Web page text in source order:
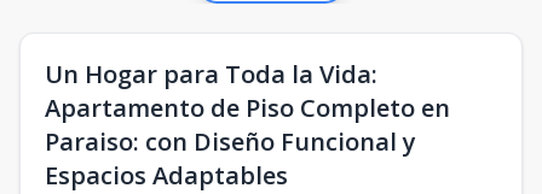
Un Hogar para Toda la Vida:
Apartamento de Piso Completo en
Paraiso: con Diseño Funcional y
Espacios Adaptables